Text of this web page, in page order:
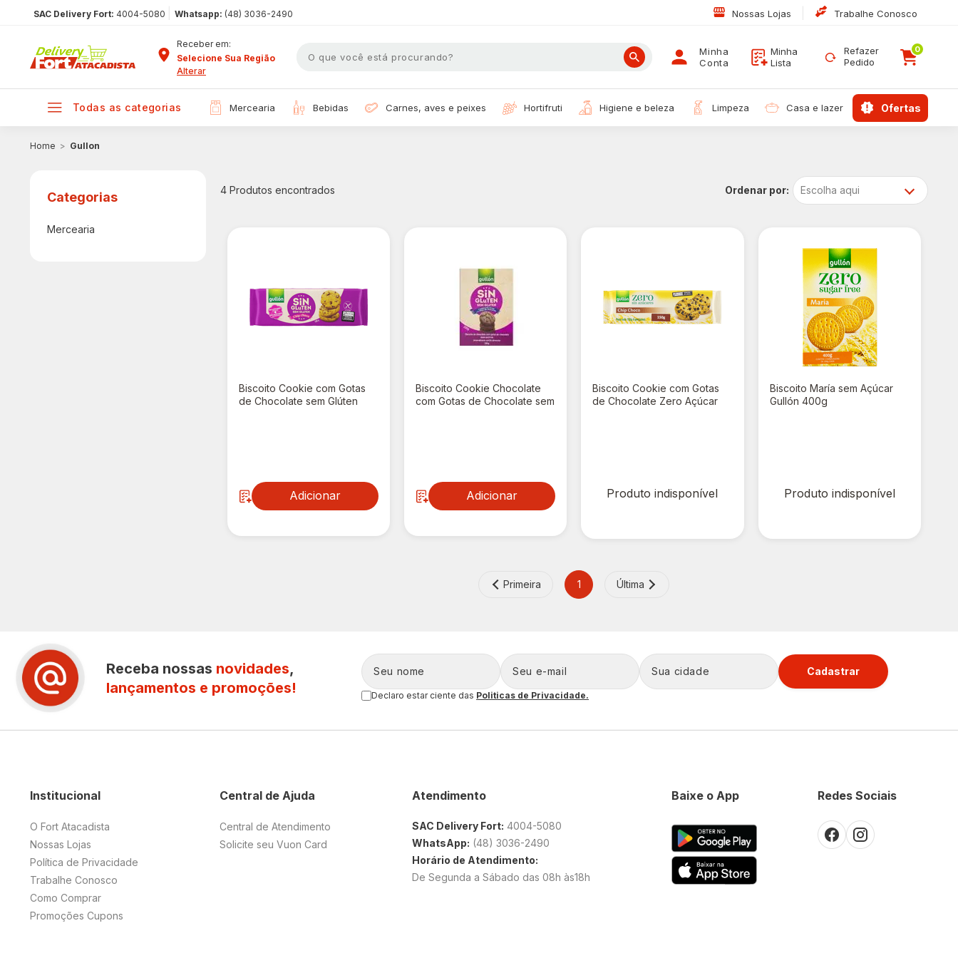
SAC Delivery Fort: 4004-5080 Whatsapp: (48) 3036-2490 Nossas Lojas Trabalhe Conosco
Receber em:
Selecione Sua Região
Alterar
Minha
Conta
Minha
Lista
Refazer
Pedido
0
todas as categorias mercearia bebidas carnes, aves e peixes hortifruti higiene e beleza limpeza casa e lazer ofertas
Gullon
Mercearia
4Produtos encontrados Escolha aqui
Biscoito Cookie com Gotas
de Chocolate sem Glúten
Adicionar
Biscoito Cookie Chocolate
com Gotas de Chocolate sem
Adicionar
Biscoito Cookie com Gotas
de Chocolate Zero Açúcar
Produto indisponível
Biscoito María sem Açúcar
Gullón 400g
Produto indisponível
Primeira 1 Última
Receba nossas novidades,
lançamentos e promoções!
Cadastrar
Declaro estar ciente das Politicas de Privacidade.
Central de Ajuda
Central de Atendimento
Solicite seu Vuon Card
Institucional
O Fort Atacadista
Nossas Lojas
Política de Privacidade
Trabalhe Conosco
Como Comprar
Promoções Cupons
Atendimento
SAC Delivery Fort: 4004-5080
WhatsApp: (48) 3036-2490
Horário de Atendimento:
De Segunda a Sábado das 08h às18h
Redes Sociais
Baixe o App